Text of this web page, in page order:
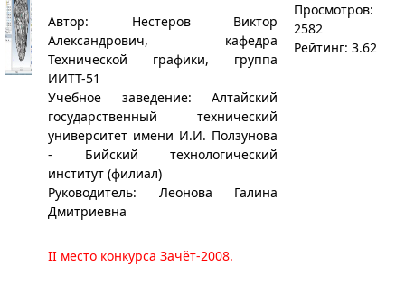
Автор: Нестеров Виктор
Александрович, кафедра
Технической графики, группа
ИИТТ-51
Учебное заведение: Алтайский
государственный технический
университет имени И.И. Ползунова
- Бийский технологический
институт (филиал)
Руководитель: Леонова Галина
Дмитриевна
II место конкурса Зачёт-2008.
Просмотров:
2582
Рейтинг: 3.62